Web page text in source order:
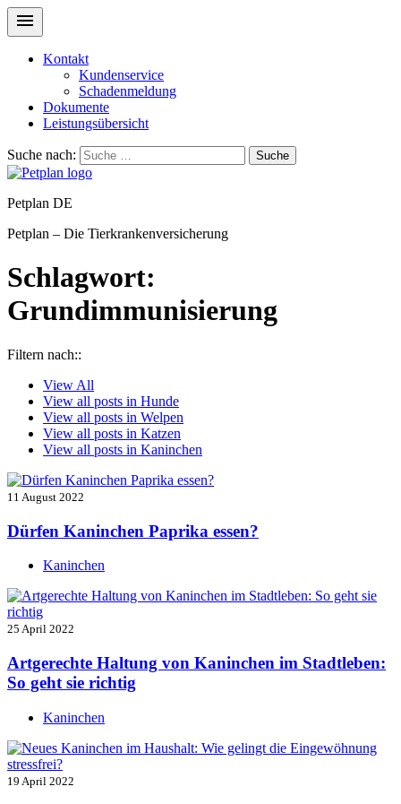
Kontakt
Kundenservice
Schadenmeldung
Dokumente
Leistungsübersicht
Suche nach: Suche
Petplan DE
Petplan – Die Tierkrankenversicherung
Schlagwort:
Grundimmunisierung
Filtern nach::
View All
View all posts in Hunde
View all posts in Welpen
View all posts in Katzen
View all posts in Kaninchen
11 August 2022
Dürfen Kaninchen Paprika essen?
Kaninchen
25 April 2022
Artgerechte Haltung von Kaninchen im Stadtleben:
So geht sie richtig
Kaninchen
19 April 2022